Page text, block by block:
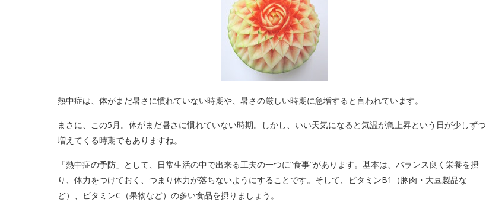
熱中症は、体がまだ暑さに慣れていない時期や、暑さの厳しい時期に急増すると言われています。
まさに、この5月。体がまだ暑さに慣れていない時期。しかし、いい天気になると気温が急上昇という日が少しずつ
増えてくる時期でもありますね。
「熱中症の予防」として、日常生活の中で出来る工夫の一つに“食事”があります。基本は、バランス良く栄養を摂
り、体力をつけておく、つまり体力が落ちないようにすることです。そして、ビタミンB1（豚肉・大豆製品な
ど）、ビタミンC（果物など）の多い食品を摂りましょう。